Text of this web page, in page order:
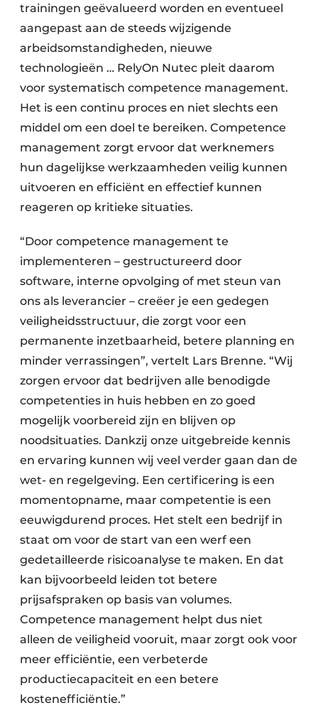
trainingen geëvalueerd worden en eventueel
aangepast aan de steeds wijzigende
arbeidsomstandigheden, nieuwe
technologieën … RelyOn Nutec pleit daarom
voor systematisch competence management.
Het is een continu proces en niet slechts een
middel om een doel te bereiken. Competence
management zorgt ervoor dat werknemers
hun dagelijkse werkzaamheden veilig kunnen
uitvoeren en efficiënt en effectief kunnen
reageren op kritieke situaties.
“Door competence management te
implementeren – gestructureerd door
software, interne opvolging of met steun van
ons als leverancier – creëer je een gedegen
veiligheidsstructuur, die zorgt voor een
permanente inzetbaarheid, betere planning en
minder verrassingen”, vertelt Lars Brenne. “Wij
zorgen ervoor dat bedrijven alle benodigde
competenties in huis hebben en zo goed
mogelijk voorbereid zijn en blijven op
noodsituaties. Dankzij onze uitgebreide kennis
en ervaring kunnen wij veel verder gaan dan de
wet- en regelgeving. Een certificering is een
momentopname, maar competentie is een
eeuwigdurend proces. Het stelt een bedrijf in
staat om voor de start van een werf een
gedetailleerde risicoanalyse te maken. En dat
kan bijvoorbeeld leiden tot betere
prijsafspraken op basis van volumes.
Competence management helpt dus niet
alleen de veiligheid vooruit, maar zorgt ook voor
meer efficiëntie, een verbeterde
productiecapaciteit en een betere
kostenefficiëntie.”